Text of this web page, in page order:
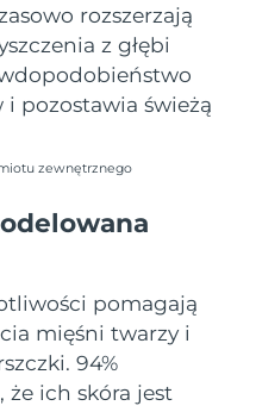
rozszerzają
z głębi
pozostawia świeżą
zewnętrznego
pomagają
mięśni twarzy i
94%
ich skóra jest
Oczekiwany czas dostawy
13/8/26
Oczekiwany czas dostawy
Oczekiwany czas dostawy
Oczekiwany czas dostawy
11/8/26
Oczekiwany czas dostawy